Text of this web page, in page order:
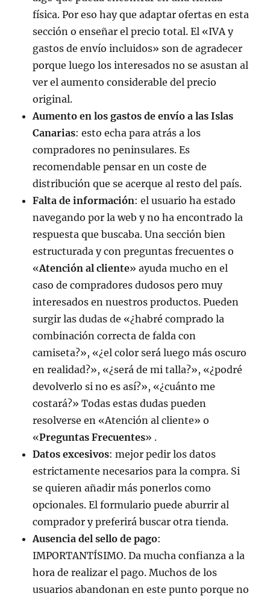
física. Por eso hay que adaptar ofertas en esta
sección o enseñar el precio total. El «IVA y
gastos de envío incluidos» son de agradecer
porque luego los interesados no se asustan al
ver el aumento considerable del precio
original.
Aumento en los gastos de envío a las Islas
Canarias: esto echa para atrás a los
compradores no peninsulares. Es
recomendable pensar en un coste de
distribución que se acerque al resto del país.
Falta de información: el usuario ha estado
navegando por la web y no ha encontrado la
respuesta que buscaba. Una sección bien
estructurada y con preguntas frecuentes o
«Atención al cliente» ayuda mucho en el
caso de compradores dudosos pero muy
interesados en nuestros productos. Pueden
surgir las dudas de «¿habré comprado la
combinación correcta de falda con
camiseta?», «¿el color será luego más oscuro
en realidad?», «¿será de mi talla?», «¿podré
devolverlo si no es así?», «¿cuánto me
costará?» Todas estas dudas pueden
resolverse en «Atención al cliente» o
«Preguntas Frecuentes» .
Datos excesivos: mejor pedir los datos
estrictamente necesarios para la compra. Si
se quieren añadir más ponerlos como
opcionales. El formulario puede aburrir al
comprador y preferirá buscar otra tienda.
Ausencia del sello de pago:
IMPORTANTÍSIMO. Da mucha confianza a la
hora de realizar el pago. Muchos de los
usuarios abandonan en este punto porque no